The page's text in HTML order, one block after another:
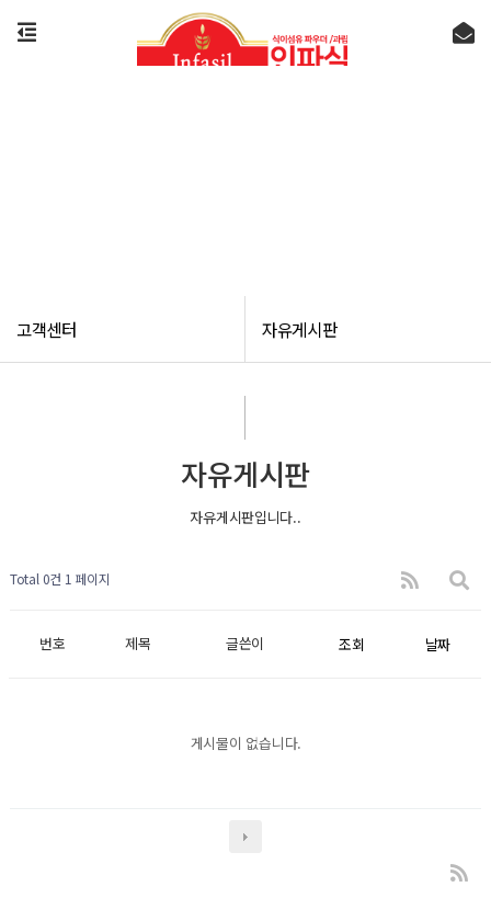
고객센터 자유게시판
자유게시판
자유게시판입니다..
Total 0건 1 페이지
번호 제목 글쓴이 조회 날짜
게시물이 없습니다.